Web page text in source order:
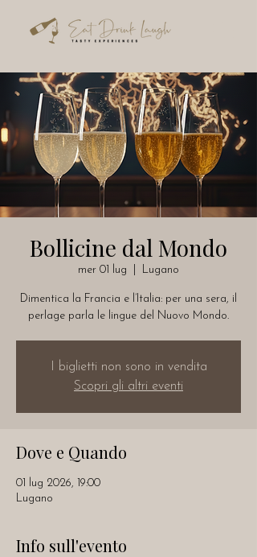
Bollicine dal Mondo
mer 01 lug Lugano
Dimentica la Francia e l’Italia: per una sera, il
perlage parla le lingue del Nuovo Mondo.
I biglietti non sono in vendita
Scopri gli altri eventi
Dove e Quando
01 lug 2026, 19:00
Lugano
Info sull'evento